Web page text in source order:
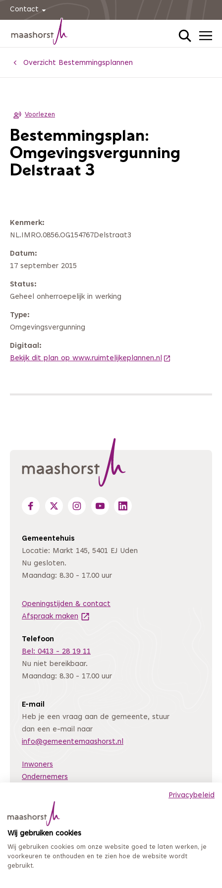
Privacybeleid
Wij gebruiken cookies
Wij gebruiken cookies om onze website goed te laten werken, je
voorkeuren te onthouden en te zien hoe de website wordt
gebruikt.
Contact
HomeOverzicht Bestemmingsplannen
Voorlezen
Bestemmingsplan:
Omgevingsvergunning
Delstraat 3
Kenmerk
NL.IMRO.0856.OG154767Delstraat3
Datum
17 september 2015
Status
Geheel onherroepelijk in werking
Type
Omgevingsvergunning
Digitaal
Bekijk dit plan op www.ruimtelijkeplannen.nl (Deze link gaat
Gemeentehuis
Locatie: Markt 145, 5401 EJ Uden
Nu gesloten.
Maandag: 8.30 - 17.00 uur
Openingstijden & contact
Afspraak maken (Deze link gaat naar een andere
Telefoon
Bel: 0413 - 28 19 11
Nu niet bereikbaar.
Maandag: 8.30 - 17.00 uur
E-mail
Heb je een vraag aan de gemeente, stuur
dan een e-mail naar
info@gemeentemaashorst.nl
Inwoners
Ondernemers
Archiefweb(Deze link gaat naar een andere website)
Coordinated Vulnerability Disclosure
Mijn loket
Privacy en persoonsgegevens